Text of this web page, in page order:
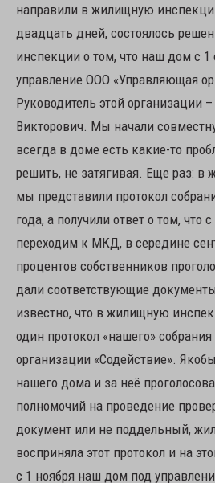
направили в жилищную
двадцать дней, состоялось
инспекции о том, что наш дом с 1
управление ООО «Управляющая
Руководитель этой организации
Викторович. Мы начали
всегда в доме есть какие-то
решить, не затягивая. Еще раз:
мы представили протокол
года, а получили ответ о том, что
переходим к МКД, в середине
процентов собственников
дали соответствующие
известно, что в жилищную
один протокол «нашего»
организации «Содействие».
нашего дома и за неё
полномочий на проведение
документ или не поддельный,
восприняла этот протокол и на
с 1 ноября наш дом под